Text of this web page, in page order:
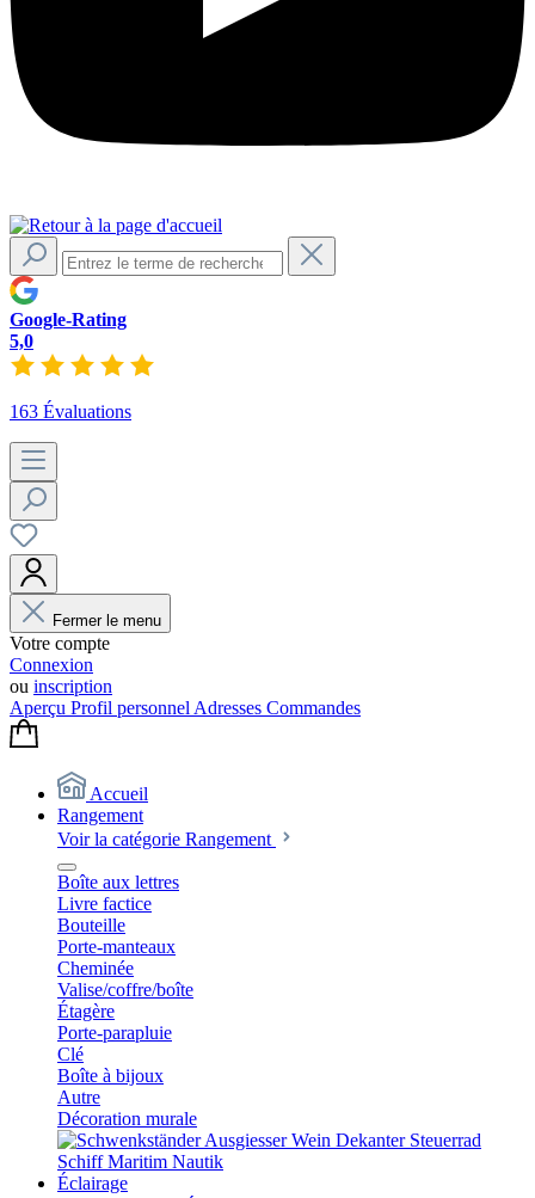
Google-Rating
5,0
163 Évaluations
Fermer le menu
Votre compte
Connexion
ou inscription
Aperçu Profil personnel Adresses Commandes
Accueil
Rangement
Voir la catégorie Rangement
Boîte aux lettres
Livre factice
Bouteille
Porte-manteaux
Cheminée
Valise/coffre/boîte
Étagère
Porte-parapluie
Clé
Boîte à bijoux
Autre
Décoration murale
Éclairage